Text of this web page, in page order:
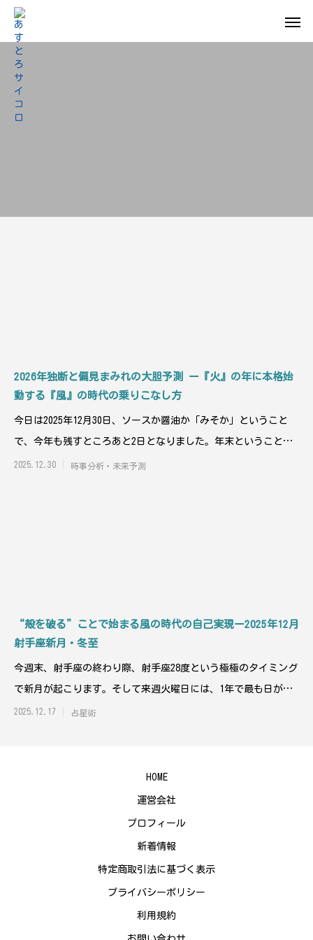
2026年独断と偏見まみれの大胆予測 ー『火』の年に本格始
動する『風』の時代の乗りこなし方
今日は2025年12月30日、ソースか醤油か「みそか」ということ
で、今年も残すところあと2日となりました。年末ということ
で、一応占星術も
2025.12.30 時事分析・未来予測
“殻を破る”ことで始まる風の時代の自己実現ー2025年12月
射手座新月・冬至
今週末、射手座の終わり際、射手座28度という極極のタイミング
で新月が起こります。そして来週火曜日には、1年で最も日が短
い冬至を迎えます。
2025.12.17 占星術
HOME
運営会社
プロフィール
新着情報
特定商取引法に基づく表示
プライバシーポリシー
利用規約